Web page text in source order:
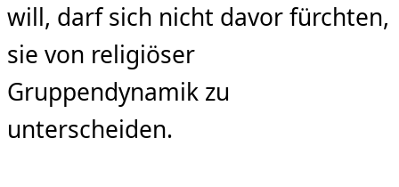
will, darf sich nicht davor fürchten,
sie von religiöser
Gruppendynamik zu
unterscheiden.